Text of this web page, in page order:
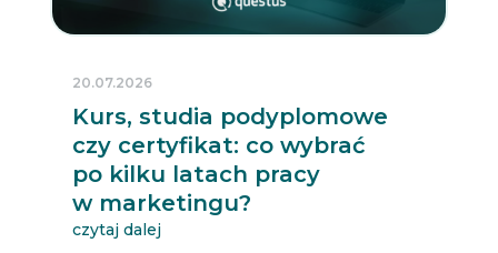
Kurs, studia podyplomowe
czy certyfikat: co wybrać
po kilku latach pracy
w marketingu?
20.07.2026
czytaj dalej